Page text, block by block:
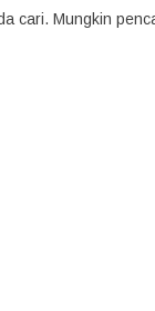
cari. Mungkin